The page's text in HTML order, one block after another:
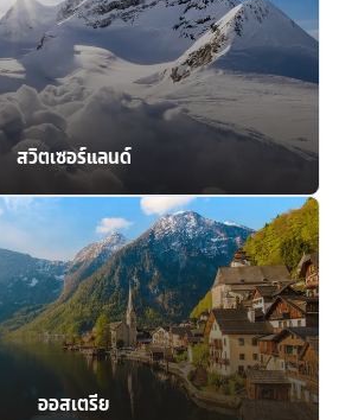
สวิตเซอร์แลนด์
ออสเตรีย